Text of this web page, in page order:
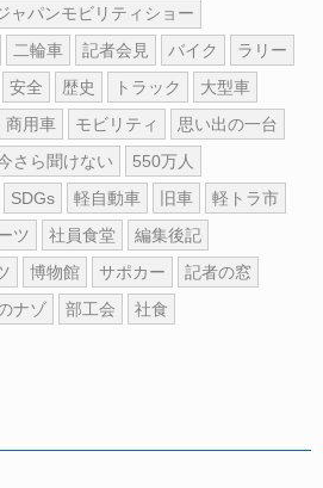
ャパンモビリティショー
二輪車 記者会見 バイク
ラリー
安全 歴史 トラック
大型車
商用車 モビリティ
思い出の一台
さら聞けない
550万人
SDGs 軽自動車 旧車
軽トラ市
ツ 社員食堂
編集後記
博物館 サポカー
記者の窓
ナゾ 部工会
社食